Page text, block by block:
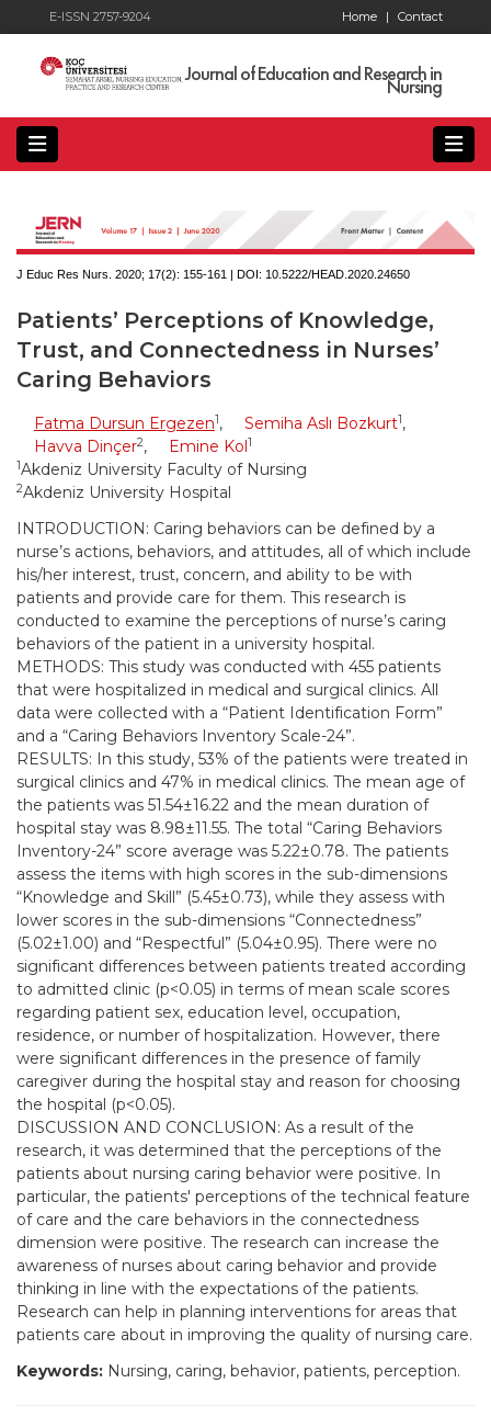
E-ISSN 2757-9204 Contact
Home |
Journal of Education and Research in
Nursing
J Educ Res Nurs. 2020; 17(2): 155-161 | DOI: 10.5222/HEAD.2020.24650
Patients’ Perceptions of Knowledge,
Trust, and Connectedness in Nurses’
Caring Behaviors
Fatma Dursun Ergezen1, Semiha Aslı Bozkurt1,
Havva Dinçer2, Emine Kol1
1Akdeniz University Faculty of Nursing
2Akdeniz University Hospital
INTRODUCTION: Caring behaviors can be defined by a
nurse’s actions, behaviors, and attitudes, all of which include
his/her interest, trust, concern, and ability to be with
patients and provide care for them. This research is
conducted to examine the perceptions of nurse’s caring
behaviors of the patient in a university hospital.
METHODS: This study was conducted with 455 patients
that were hospitalized in medical and surgical clinics. All
data were collected with a “Patient Identification Form”
and a “Caring Behaviors Inventory Scale-24”.
RESULTS: In this study, 53% of the patients were treated in
surgical clinics and 47% in medical clinics. The mean age of
the patients was 51.54±16.22 and the mean duration of
hospital stay was 8.98±11.55. The total “Caring Behaviors
Inventory-24” score average was 5.22±0.78. The patients
assess the items with high scores in the sub-dimensions
“Knowledge and Skill” (5.45±0.73), while they assess with
lower scores in the sub-dimensions “Connectedness”
(5.02±1.00) and “Respectful” (5.04±0.95). There were no
significant differences between patients treated according
to admitted clinic (p<0.05) in terms of mean scale scores
regarding patient sex, education level, occupation,
residence, or number of hospitalization. However, there
were significant differences in the presence of family
caregiver during the hospital stay and reason for choosing
the hospital (p<0.05).
DISCUSSION AND CONCLUSION: As a result of the
research, it was determined that the perceptions of the
patients about nursing caring behavior were positive. In
particular, the patients' perceptions of the technical feature
of care and the care behaviors in the connectedness
dimension were positive. The research can increase the
awareness of nurses about caring behavior and provide
thinking in line with the expectations of the patients.
Research can help in planning interventions for areas that
patients care about in improving the quality of nursing care.
Keywords: Nursing, caring, behavior, patients, perception.